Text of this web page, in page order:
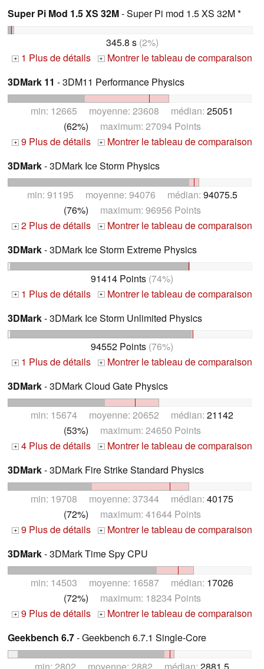
Super Pi Mod 1.5 XS 32M- Super Pi mod 1.5 XS 32M *
345.8 s(2%)
+ 1 Plus de détails + Montrer le tableau de comparaison
3DMark 11 - 3DM11 Performance Physics
min: 12665 moyenne: 23608 médian: 25051
(62%) maximum: 27094 Points
+ 9 Plus de détails + Montrer le tableau de comparaison
3DMark- 3DMark Ice Storm Physics
min: 91195 moyenne: 94076 médian: 94075.5
(76%) maximum: 96956 Points
+ 2 Plus de détails + Montrer le tableau de comparaison
3DMark- 3DMark Ice Storm Extreme Physics
91414 Points (74%)
+ 1 Plus de détails + Montrer le tableau de comparaison
3DMark- 3DMark Ice Storm Unlimited Physics
94552 Points (76%)
+ 1 Plus de détails + Montrer le tableau de comparaison
3DMark- 3DMark Cloud Gate Physics
min: 15674 moyenne: 20652 médian: 21142
(53%) maximum: 24650 Points
+ 4 Plus de détails + Montrer le tableau de comparaison
3DMark- 3DMark Fire Strike Standard Physics
min: 19708 moyenne: 37344 médian: 40175
(72%) maximum: 41644 Points
+ 9 Plus de détails + Montrer le tableau de comparaison
3DMark- 3DMark Time Spy CPU
min: 14503 moyenne: 16587 médian: 17026
(72%) maximum: 18234 Points
+ 9 Plus de détails + Montrer le tableau de comparaison
Geekbench 6.7- Geekbench 6.7.1 Single-Core
min: 2802 moyenne: 2882 médian: 2881.5